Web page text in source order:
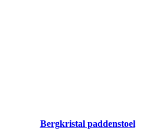
Bergkristal paddenstoel